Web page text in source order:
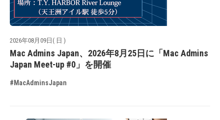
2026年08月09日( 日 )
Mac Admins Japan、2026年8月25日に「Mac Admins
Japan Meet-up #0」を開催
#MacAdminsJapan